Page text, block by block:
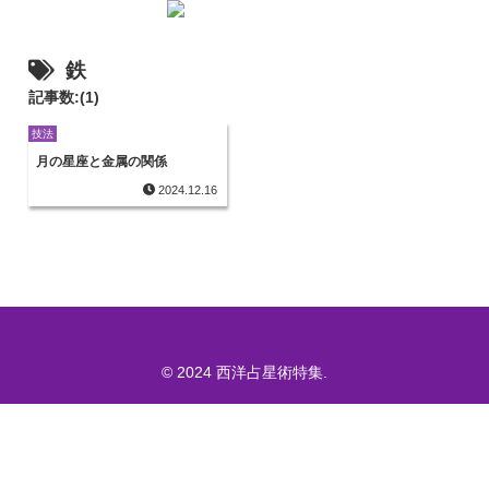
鉄
記事数:(1)
技法
月の星座と金属の関係
2024.12.16
© 2024 西洋占星術特集.